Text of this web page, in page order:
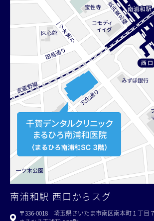
南浦和駅 西口からスグ
〒336-0018 埼玉県さいたま市南区南本町１丁目